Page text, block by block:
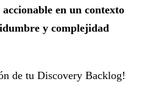
en un contexto
y complejidad
de tu Discovery Backlog!